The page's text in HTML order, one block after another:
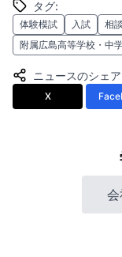
タグ:
体験模試 入試 相
附属広島高等学校・中
ニュースのシェア
X